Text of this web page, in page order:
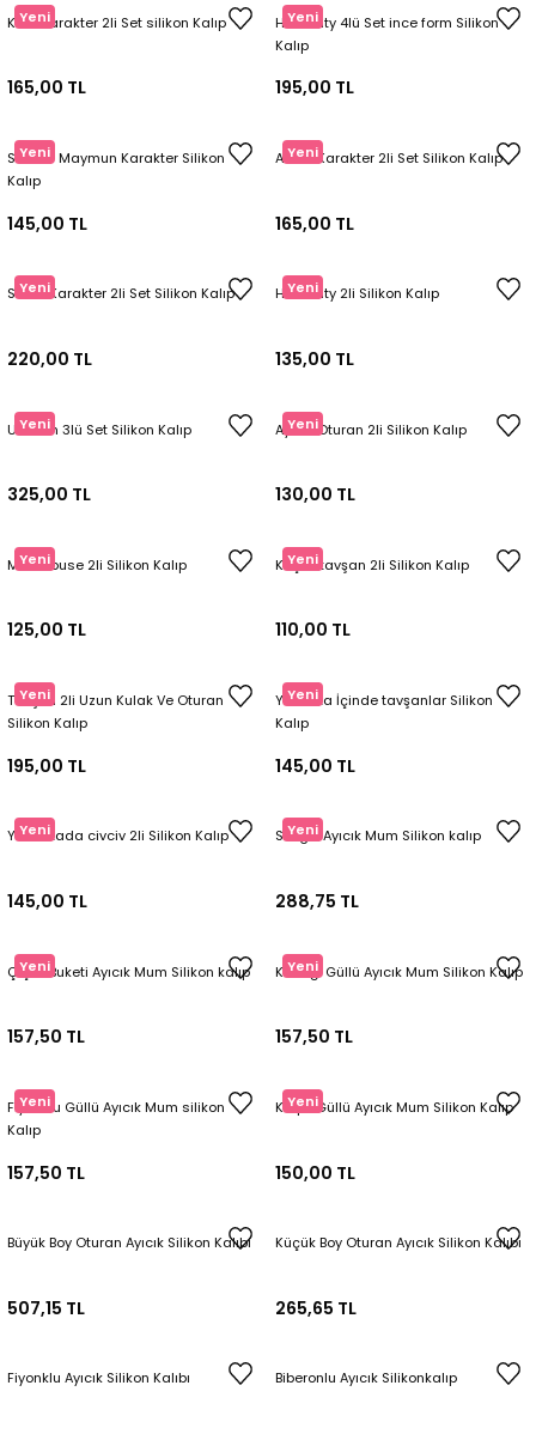
Yeni
Kedi Karakter 2li Set silikon Kalıp
165,00 TL
Yeni
Hello Kity 4lü Set ince form Silikon
Kalıp
195,00 TL
Yeni
Sevimli Maymun Karakter Silikon
Kalıp
145,00 TL
Yeni
Aslan Karakter 2li Set Silikon Kalıp
165,00 TL
Yeni
Stitch Karakter 2li Set Silikon Kalıp
220,00 TL
Yeni
Hello Kity 2li Silikon Kalıp
135,00 TL
Yeni
Unicorn 3lü Set Silikon Kalıp
325,00 TL
Yeni
Ayıcık Oturan 2li Silikon Kalıp
130,00 TL
Yeni
Mini Mouse 2li Silikon Kalıp
125,00 TL
Yeni
Küçük tavşan 2li Silikon Kalıp
110,00 TL
Yeni
Tavşan 2li Uzun Kulak Ve Oturan
Silikon Kalıp
195,00 TL
Yeni
Yumurta İçinde tavşanlar Silikon
Kalıp
145,00 TL
Yeni
Yumurtada civciv 2li Silikon Kalıp
145,00 TL
Yeni
Sevgili Ayıcık Mum Silikon kalıp
288,75 TL
Yeni
Çiçek Buketi Ayıcık Mum Silikon kalıp
157,50 TL
Yeni
Kucağı Güllü Ayıcık Mum Silikon Kalıp
157,50 TL
Yeni
Fiyonklu Güllü Ayıcık Mum silikon
Kalıp
157,50 TL
Yeni
Kalpli Güllü Ayıcık Mum Silikon Kalıp
150,00 TL
Büyük Boy Oturan Ayıcık Silikon Kalıbı
507,15 TL
Küçük Boy Oturan Ayıcık Silikon Kalıbı
265,65 TL
Fiyonklu Ayıcık Silikon Kalıbı Biberonlu Ayıcık Silikonkalıp